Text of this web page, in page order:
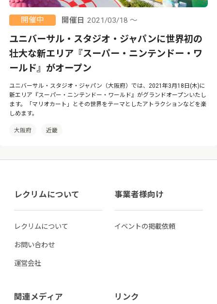
開催中 開催日 2021/03/18 ～
ユニバーサル・スタジオ・ジャパンに世界初の
壮大な新エリア『スーパー・ニンテンドー・ワ
ールド』がオープン
ユニバーサル・スタジオ・ジャパン（大阪府）では、2021年3月18日(木)に
新エリア『スーパー・ニンテンドー・ワールド』がグランドオープンいたし
ます。「マリオカート」とその世界をテーマとしたアトラクションなどを楽
しめます。
大阪府 近畿
レクリムについて
レクリムについて
お問い合わせ
運営会社
事業者様向け
イベントの掲載依頼
関連メディア リンク